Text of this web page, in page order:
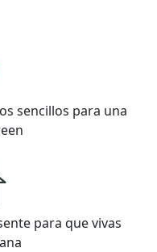
sencillos para una
para que vivas